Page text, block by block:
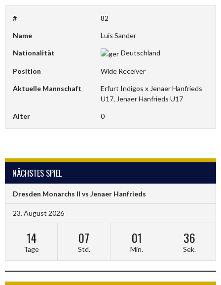
# 82
Name Luis Sander
Nationalität Deutschland
Position Wide Receiver
Aktuelle Mannschaft
Erfurt Indigos x Jenaer Hanfrieds
U17, Jenaer Hanfrieds U17
Alter 0
NÄCHSTES SPIEL
Dresden Monarchs II vs Jenaer Hanfrieds
23. August 2026
14
Tage
07
Std.
01
Min.
35
Sek.